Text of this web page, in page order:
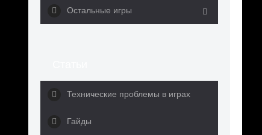
Остальные игры
Технические проблемы в играх
Гайды